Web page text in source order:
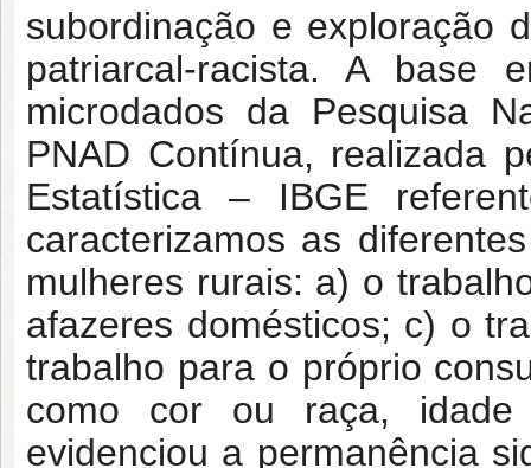
subordinação e exploração
patriarcal-racista. A base
microdados da Pesquisa
PNAD Contínua, realizada
Estatística – IBGE
caracterizamos as
mulheres rurais: a) o
afazeres domésticos; c) o
trabalho para o próprio
como cor ou raça,
evidenciou a permanência